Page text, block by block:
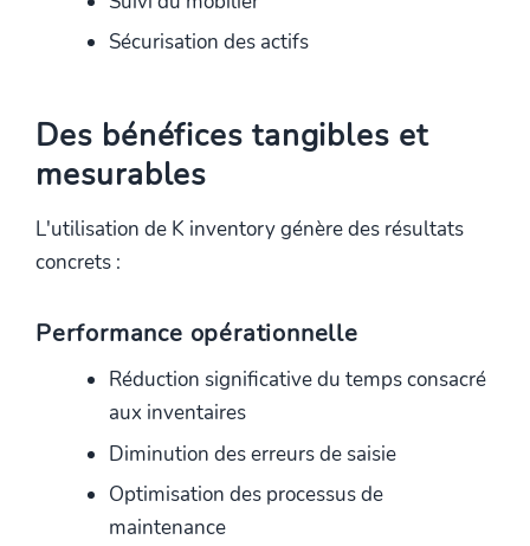
Sécurisation des actifs
Des bénéfices tangibles et
mesurables
L'utilisation de K inventory génère des résultats
concrets :
Performance opérationnelle
Réduction significative du temps consacré
aux inventaires
Diminution des erreurs de saisie
Optimisation des processus de
maintenance